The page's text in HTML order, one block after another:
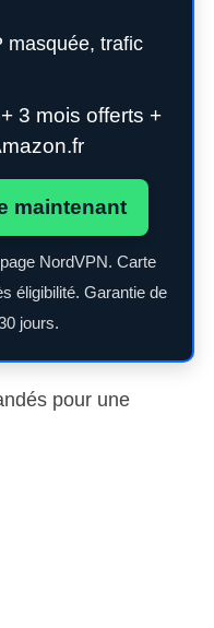
masquée, trafic
3 mois offerts +
maintenant
NordVPN. Carte
éligibilité. Garantie de
jours.
pour une